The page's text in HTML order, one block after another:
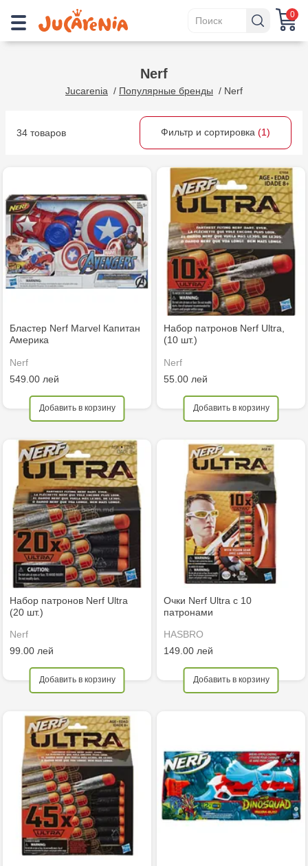
0
Nerf
Jucarenia / Популярные бренды / Nerf
34 товаров Фильтр и сортировка (1)
Бластер Nerf Marvel Капитан
Америка
Nerf
549.00 лей
Добавить в корзину
Набор патронов Nerf Ultra,
(10 шт.)
Nerf
55.00 лей
Добавить в корзину
Набор патронов Nerf Ultra
(20 шт.)
Nerf
99.00 лей
Добавить в корзину
Очки Nerf Ultra c 10
патронами
HASBRO
149.00 лей
Добавить в корзину